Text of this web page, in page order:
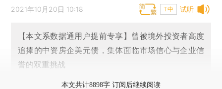
试听
2021年10月20日 10:18 T中
【本文系数据通用户提前专享】曾被境外投资者高度
追捧的中资房企美元债，集体面临市场信心与企业信
誉的双重挑战
本文共计8898字 订阅后继续阅读